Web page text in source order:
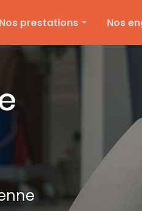
Nos prestations
Nettoyage d'entreprise
Ponçage et vitrification
Nettoyage de textile
de chantier
de vitre
Nos